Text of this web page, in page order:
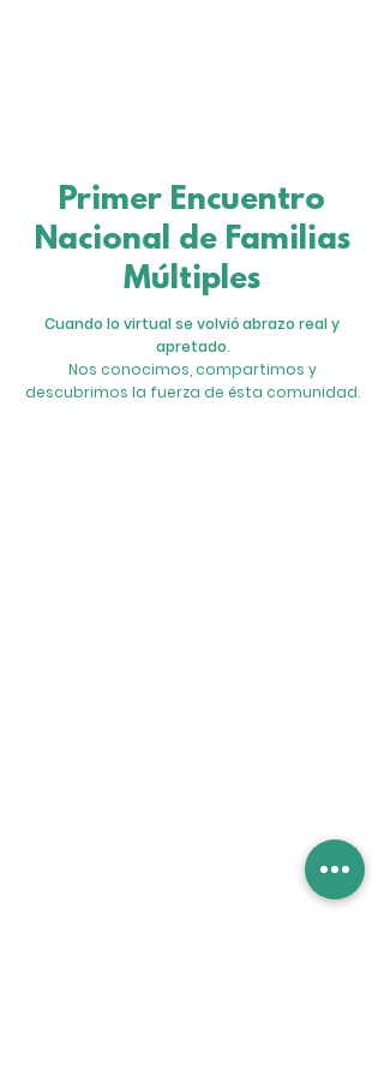
Primer Encuentro
Nacional de Familias
Múltiples
Cuando lo virtual se volvió abrazo real y
apretado.
Nos conocimos, compartimos y
descubrimos la fuerza de ésta comunidad.